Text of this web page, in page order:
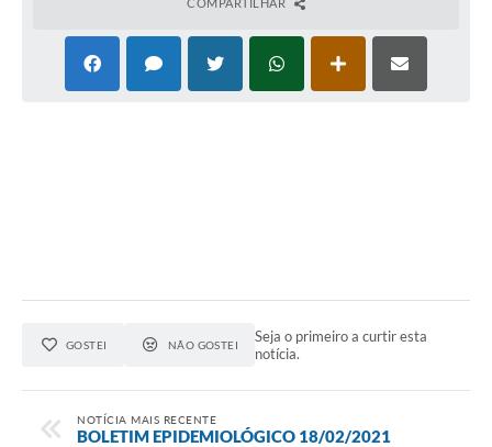
COMPARTILHAR
GOSTEI NÃO GOSTEI
Seja o primeiro a curtir esta
notícia.
NOTÍCIA MAIS RECENTE
BOLETIM EPIDEMIOLÓGICO 18/02/2021